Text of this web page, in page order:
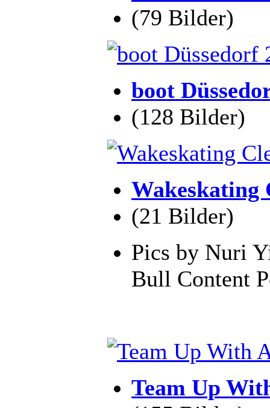
(79 Bilder)
boot
(128 Bilder)
Wakeskating
(21 Bilder)
Pics by Nuri
Bull Content
Team Up